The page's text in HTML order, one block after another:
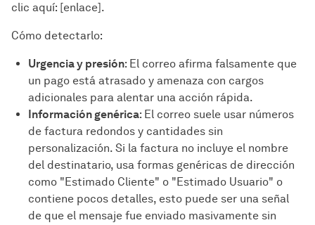
clic aquí: [enlace].
Cómo detectarlo:
Urgencia y presión: El correo afirma falsamente que
un pago está atrasado y amenaza con cargos
adicionales para alentar una acción rápida.
Información genérica: El correo suele usar números
de factura redondos y cantidades sin
personalización. Si la factura no incluye el nombre
del destinatario, usa formas genéricas de dirección
como "Estimado Cliente" o "Estimado Usuario" o
contiene pocos detalles, esto puede ser una señal
de que el mensaje fue enviado masivamente sin